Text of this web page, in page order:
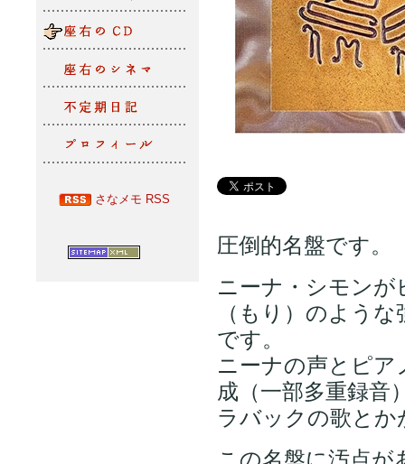
圧倒的名盤です。
ニーナ・シモン
（もり）のよう
です。
ニーナの声とピ
成（一部多重録音
ラバックの歌と
この名盤に汚点
さなメモ RSS